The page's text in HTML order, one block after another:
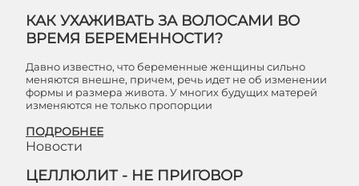
КАК УХАЖИВАТЬ ЗА ВОЛОСАМИ ВО
ВРЕМЯ БЕРЕМЕННОСТИ?
Давно известно, что беременные женщины сильно
меняются внешне, причем, речь идет не об изменении
формы и размера живота. У многих будущих матерей
изменяются не только пропорции
ПОДРОБНЕЕ
Новости
ЦЕЛЛЮЛИТ - НЕ ПРИГОВОР